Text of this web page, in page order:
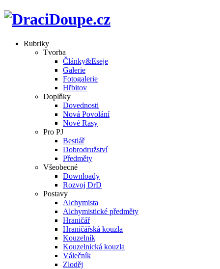
Rubriky
Tvorba
Články&Eseje
Galerie
Fotogalerie
Hřbitov
Doplňky
Dovednosti
Nová Povolání
Nové Rasy
Pro PJ
Bestiář
Dobrodružství
Předměty
Všeobecné
Downloady
Rozvoj DrD
Postavy
Alchymista
Alchymistické předměty
Hraničář
Hraničářská kouzla
Kouzelník
Kouzelnická kouzla
Válečník
Zloděj